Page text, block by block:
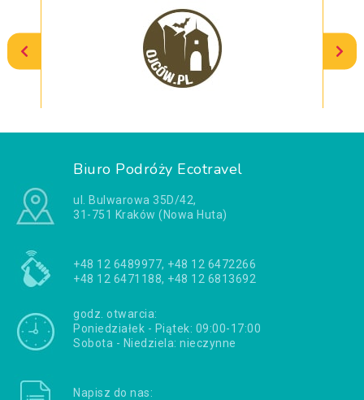
Biuro Podróży Ecotravel
ul. Bulwarowa 35D/42,
31-751 Kraków (Nowa Huta)
+48 12 6489977, +48 12 6472266
+48 12 6471188, +48 12 6813692
godz. otwarcia:
Poniedziałek - Piątek: 09:00-17:00
Sobota - Niedziela: nieczynne
Napisz do nas: